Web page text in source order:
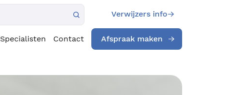
Verwijzers info
Specialisten Contact Afspraak maken